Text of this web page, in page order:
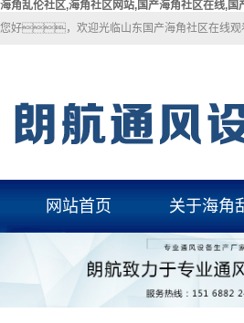
海角乱伦社区,海角社区网站,国产海角社区在线,国
您好，欢迎光临山东国产海角社区在线
网站首页 关于海角
关于海角乱